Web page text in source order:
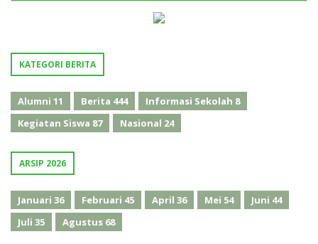
KATEGORI BERITA
Alumni 11 Berita 444 Informasi Sekolah 8
Kegiatan Siswa 87 Nasional 24
ARSIP 2026
Januari 36 Februari 45 April 36 Mei 54 Juni 44
Juli 35 Agustus 68